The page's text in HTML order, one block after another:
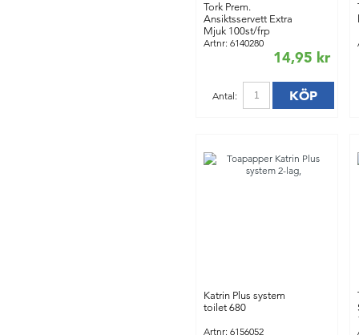
Tork Prem.
Ansiktsservett Extra
Mjuk 100st/frp
Artnr: 6140280
14,95 kr
Antal: KÖP
Katrin Plus system
toilet 680
Artnr: 6156052